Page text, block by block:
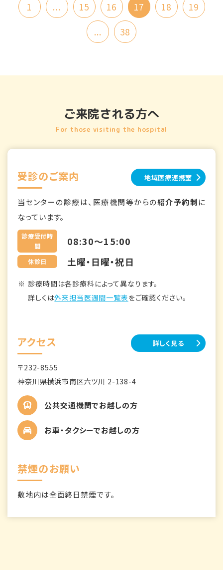
1 ... 15 16 17 18
19
...
38
ご来院される方へ
For those visiting the hospital
受診のご案内 地域医療連携室
当センターの診療は、医療機関等からの紹介予約制に
なっています。
診療受付時
間
08:30～15:00
休診日 土曜・日曜・祝日
診療時間は各診療科によって異なります。
詳しくは外来担当医週間一覧表をご確認ください。
アクセス 詳しく見る
〒232-8555
神奈川県横浜市南区六ツ川 2-138-4
公共交通機関でお越しの方
お車・タクシーでお越しの方
禁煙のお願い
敷地内は全面終日禁煙です。